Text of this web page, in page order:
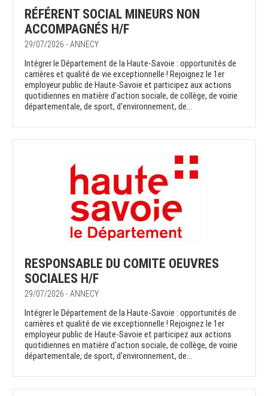
RÉFÉRENT SOCIAL MINEURS NON
ACCOMPAGNÉS H/F
29/07/2026 - ANNECY
Intégrer le Département de la Haute-Savoie : opportunités de
carrières et qualité de vie exceptionnelle ! Rejoignez le 1er
employeur public de Haute-Savoie et participez aux actions
quotidiennes en matière d'action sociale, de collège, de voirie
départementale, de sport, d'environnement, de...
RESPONSABLE DU COMITE OEUVRES
SOCIALES H/F
29/07/2026 - ANNECY
Intégrer le Département de la Haute-Savoie : opportunités de
carrières et qualité de vie exceptionnelle ! Rejoignez le 1er
employeur public de Haute-Savoie et participez aux actions
quotidiennes en matière d'action sociale, de collège, de voirie
départementale, de sport, d'environnement, de...